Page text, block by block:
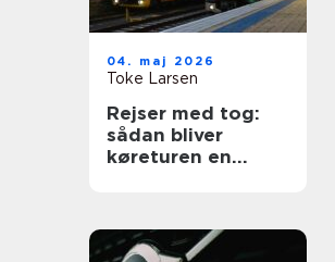
04. maj 2026
Toke Larsen
Rejser med tog:
sådan bliver
køreturen en